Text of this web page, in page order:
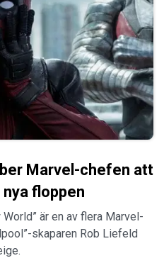
Marvel-chefen att
floppen
är en av flera Marvel-
skaparen Rob Liefeld